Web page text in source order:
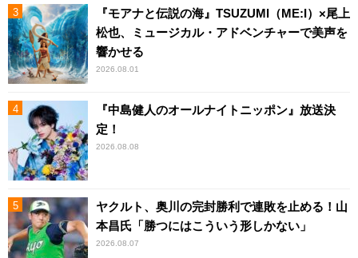
『モアナと伝説の海』TSUZUMI（ME:I）×尾上
松也、ミュージカル・アドベンチャーで美声を
響かせる
2026.08.01
『中島健人のオールナイトニッポン』放送決
定！
2026.08.08
ヤクルト、奥川の完封勝利で連敗を止める！山
本昌氏「勝つにはこういう形しかない」
2026.08.07